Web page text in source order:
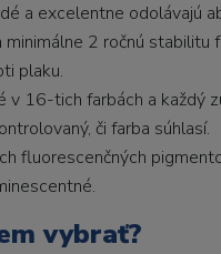
a excelentne odolávajú
minimálne 2 ročnú stabilitu
plaku.
v 16-tich farbách a každý
či farba súhlasí.
fluorescenčných
vybrať?